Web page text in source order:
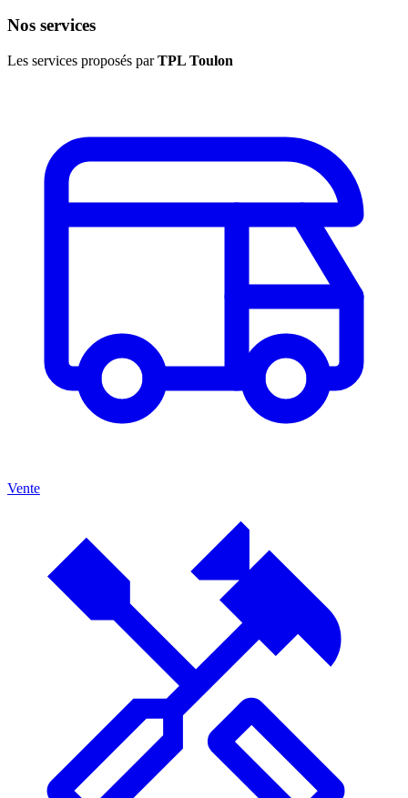
Nos services
Les services proposés parTPL Toulon
Vente